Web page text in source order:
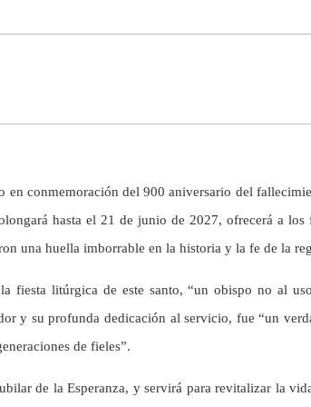
conmemoración del 900 aniversario del
hasta el 21 de junio de 2027, ofrecerá a
una huella imborrable en la historia y la fe de la
litúrgica de este santo, “un obispo no al
y su profunda dedicación al servicio, fue “un
de fieles”.
de la Esperanza, y servirá para revitalizar la